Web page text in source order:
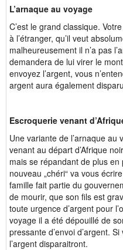
L’arnaque au voyage
C’est le grand classique.
à l’étranger, qu’il veut
malheureusement il n’a pas
demandera de lui virer le
envoyez l’argent, vous
argent aura également
Escroquerie venant
Une variante de l’arnaque
venant au départ d’Afrique
mais se répandant de plus
nouveau „chéri“ va vous
famille fait partie du
de mourir, que son fils est
toute urgence d’argent pour
voyage il a été dépouillé de
pressante d’envoi d’argent.
l’argent disparaitront.